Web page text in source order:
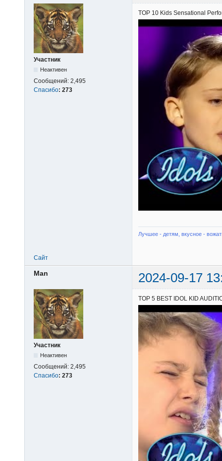
Участник
Неактивен
Сообщений: 2,495
Спасибо: 273
TOP 10 Kids Sensational
Лучшее - детям, вкусное -
Сайт
Man 2024-09-17
Участник
Неактивен
Сообщений: 2,495
Спасибо: 273
TOP 5 BEST IDOL KID